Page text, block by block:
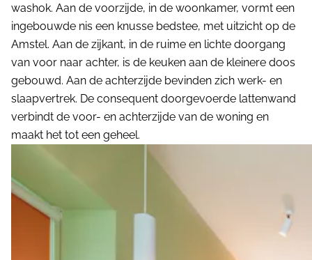
washok. Aan de voorzijde, in de woonkamer, vormt een
ingebouwde nis een knusse bedstee, met uitzicht op de
Amstel. Aan de zijkant, in de ruime en lichte doorgang
van voor naar achter, is de keuken aan de kleinere doos
gebouwd. Aan de achterzijde bevinden zich werk- en
slaapvertrek. De consequent doorgevoerde lattenwand
verbindt de voor- en achterzijde van de woning en
maakt het tot een geheel.